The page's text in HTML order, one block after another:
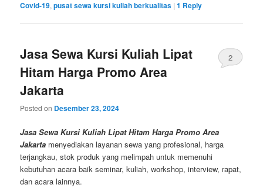
Covid-19,pusat sewa kursi kuliah berkualitas |1 Reply
Jasa Sewa Kursi Kuliah Lipat
Hitam Harga Promo Area
Jakarta
Posted on Desember 23, 2024
2
Jasa Sewa Kursi Kuliah Lipat Hitam Harga Promo Area
Jakarta menyediakan layanan sewa yang profesional, harga
terjangkau, stok produk yang melimpah untuk memenuhi
kebutuhan acara baik seminar, kuliah, workshop, interview, rapat,
dan acara lainnya.